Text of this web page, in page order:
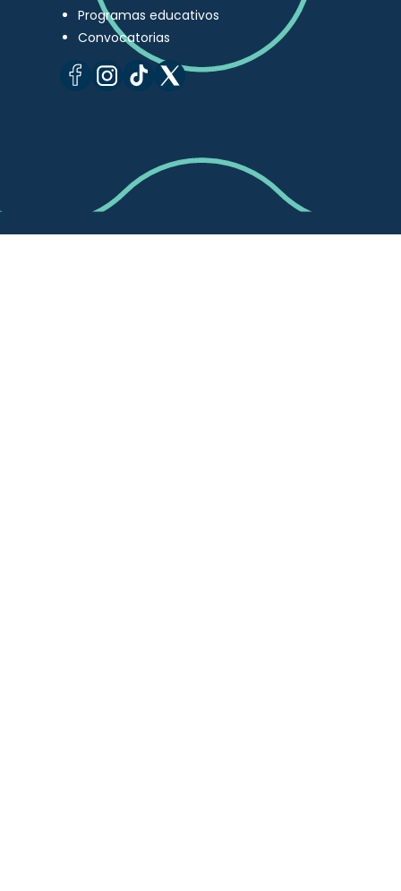
Programas educativos
Convocatorias